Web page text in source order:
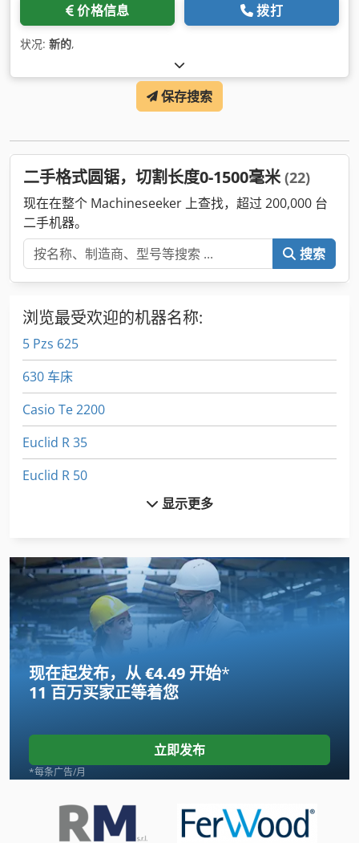
价格信息 拨打
状况: 新的,
保存搜索
二手格式圆锯，切割长度0-1500毫米(22)
现在在整个 Machineseeker 上查找，超过 200,000 台
二手机器。
搜索
浏览最受欢迎的机器名称:
5 Pzs 625
630 车床
Casio Te 2200
Euclid R 35
Euclid R 50
Fuw 250
Fz 0
Gildemeister Ct 20
International 434
Linde
Newton 20
Pilous Arg 230
Pruner King
显示更多
现在起发布，从 €4.49 开始*
11 百万买家正等着您
立即发布
*每条广告/月